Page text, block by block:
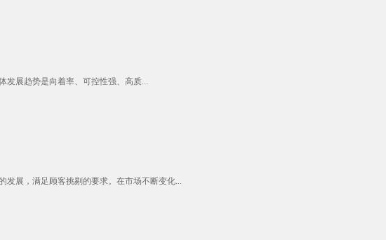
发展趋势是向着率、可控性强、高质...
发展，满足顾客挑剔的要求。在市场不断变化...